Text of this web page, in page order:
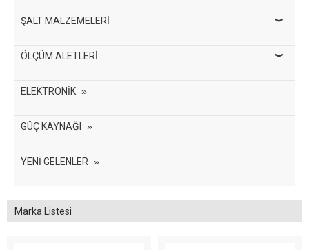
ŞALT MALZEMELERİ
ÖLÇÜM ALETLERİ
ELEKTRONİK
GÜÇ KAYNAĞI
YENİ GELENLER
Marka Listesi